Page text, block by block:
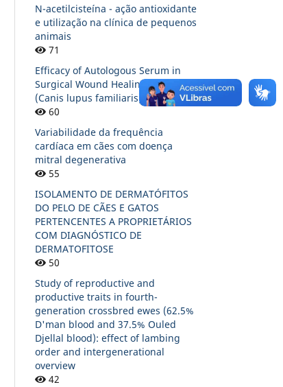
N-acetilcisteína - ação antioxidante
e utilização na clínica de pequenos
animais
71
Efficacy of Autologous Serum in
Surgical Wound Healing of Dogs
(Canis lupus familiaris)
60
Variabilidade da frequência
cardíaca em cães com doença
mitral degenerativa
55
ISOLAMENTO DE DERMATÓFITOS
DO PELO DE CÃES E GATOS
PERTENCENTES A PROPRIETÁRIOS
COM DIAGNÓSTICO DE
DERMATOFITOSE
50
Study of reproductive and
productive traits in fourth-
generation crossbred ewes (62.5%
D'man blood and 37.5% Ouled
Djellal blood): effect of lambing
order and intergenerational
overview
42